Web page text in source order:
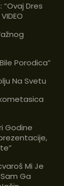
Dres
Porodica”
Na Svetu
Godine
Mi Je
Ga